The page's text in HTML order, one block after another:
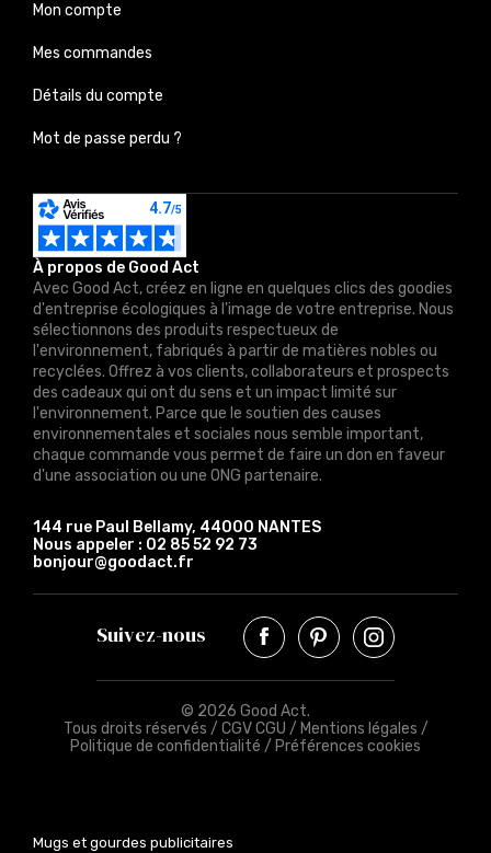
À propos de Good Act
Avec Good Act, créez en ligne en quelques clics des goodies
d'entreprise écologiques à l'image de votre entreprise. Nous
sélectionnons des produits respectueux de
l'environnement, fabriqués à partir de matières nobles ou
recyclées. Offrez à vos clients, collaborateurs et prospects
des cadeaux qui ont du sens et un impact limité sur
l'environnement. Parce que le soutien des causes
environnementales et sociales nous semble important,
chaque commande vous permet de faire un don en faveur
d'une association ou une ONG partenaire.
144 rue Paul Bellamy, 44000 NANTES
Nous appeler : 02 85 52 92 73
bonjour@goodact.fr
Mon compte
Mes commandes
Détails du compte
Mot de passe perdu ?
Suivez-nous
© 2026 Good Act.
Tous droits réservés / CGV CGU / Mentions légales /
Politique de confidentialité / Préférences cookies
Mugs et gourdes publicitaires